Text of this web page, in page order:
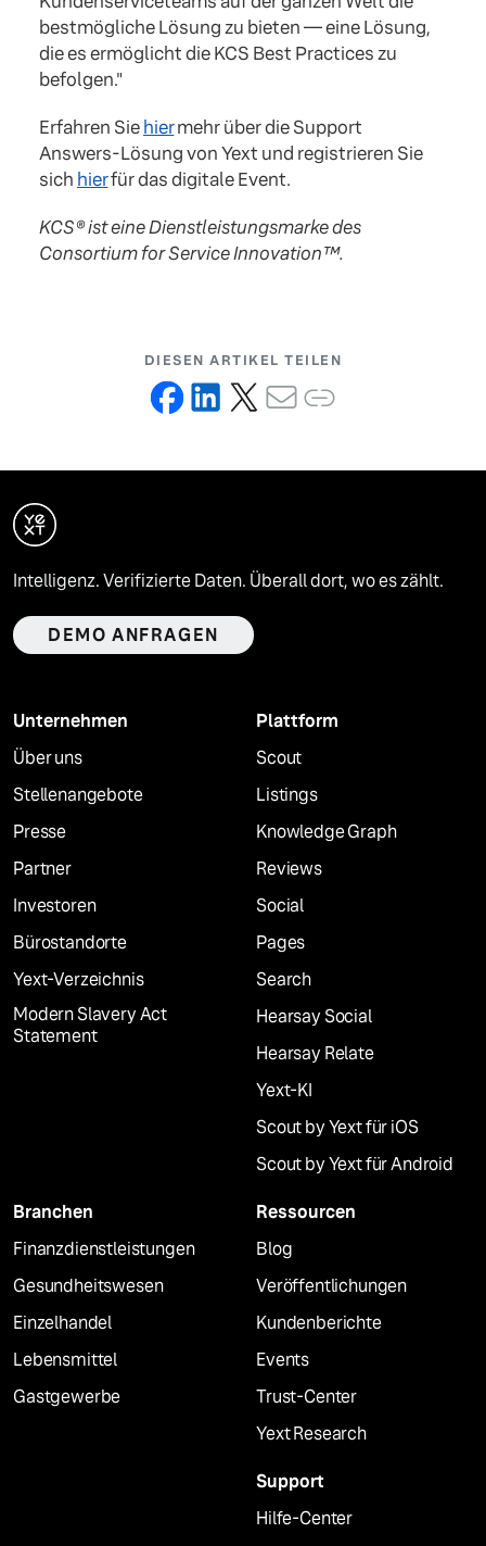
bestmögliche Lösung zu bieten — eine Lösung,
die es ermöglicht die KCS Best Practices zu
befolgen."
Erfahren Sie hiermehr über die Support
Answers-Lösung von Yext und registrieren Sie
sich hierfür das digitale Event.
KCS®️ ist eine Dienstleistungsmarke des
Consortium for Service Innovation™.
DIESEN ARTIKEL TEILEN
Intelligenz. Verifizierte Daten. Überall dort, wo es zählt.
DEMO ANFRAGEN
Unternehmen
Über uns
Stellenangebote
Presse
Partner
Investoren
Bürostandorte
Yext-Verzeichnis
Modern Slavery Act
Statement
Plattform
Scout
Listings
Knowledge Graph
Reviews
Social
Pages
Search
Hearsay Social
Hearsay Relate
Yext-KI
Scout by Yext für iOS
Scout by Yext für Android
Branchen
Finanzdienstleistungen
Gesundheitswesen
Einzelhandel
Lebensmittel
Gastgewerbe
Ressourcen
Blog
Veröffentlichungen
Kundenberichte
Events
Trust-Center
Yext Research
Support
Hilfe-Center